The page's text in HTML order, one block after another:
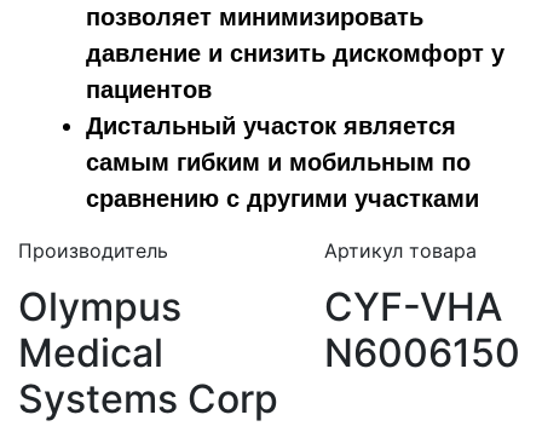
позволяет минимизировать
давление и снизить дискомфорт у
пациентов
Дистальный участок является
самым гибким и мобильным по
сравнению с другими участками
Производитель
Olympus
Medical
Systems Corp
Артикул товара
CYF-VHA
N6006150